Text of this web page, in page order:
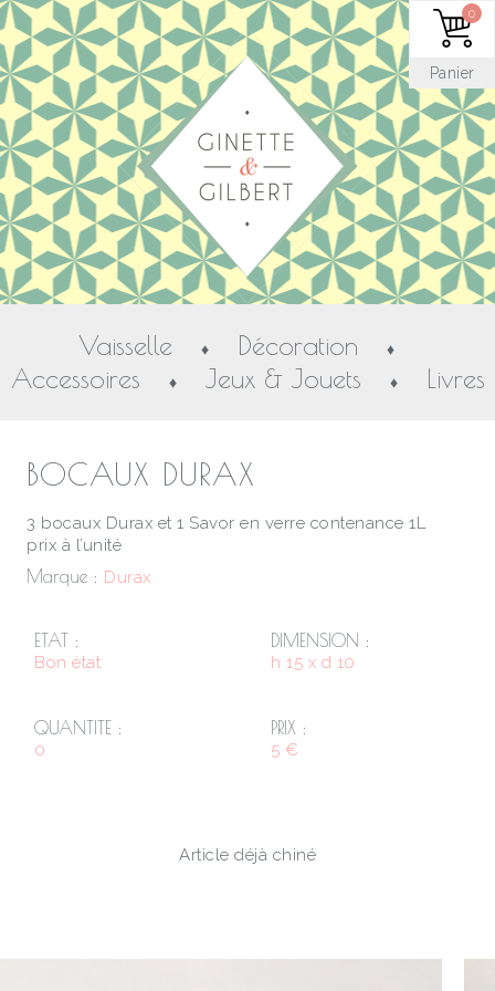
Vaisselle ♦ Décoration ♦
Accessoires ♦ Jeux & Jouets ♦ Livres
BOCAUX DURAX
3 bocaux Durax et 1 Savor en verre contenance 1L
prix à l’unité
Marque : Durax
ETAT :
Bon état
DIMENSION :
h 15 x d 10
QUANTITE :
0
PRIX :
5 €
Article déjà chiné
Panier
0